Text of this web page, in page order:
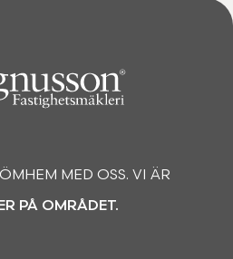
MED OSS. VI ÄR
PÅ OMRÅDET.